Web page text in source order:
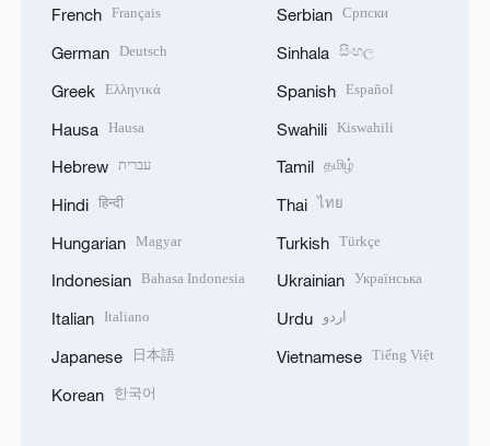
French Français
German Deutsch
Greek Ελληνικά
Hausa Hausa
Hebrew עברית
Hindi हिन्दी
Hungarian Magyar
Indonesian Bahasa Indonesia
Italian Italiano
Japanese 日本語
Korean 한국어
Serbian Српски
Sinhala සිංහල
Spanish Español
Swahili Kiswahili
Tamil தமிழ்
Thai ไทย
Turkish Türkçe
Ukrainian Українська
Urdu اردو
Vietnamese Tiếng Việt